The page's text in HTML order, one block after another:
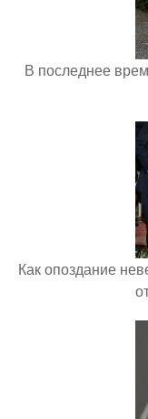
В последнее
Как опоздание